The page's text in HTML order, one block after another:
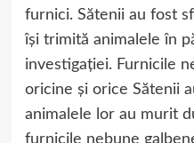
furnici. Sătenii au fost
își trimită animalele în
investigației. Furnicile
oricine și orice Sătenii
animalele lor au murit
furnicile nebune